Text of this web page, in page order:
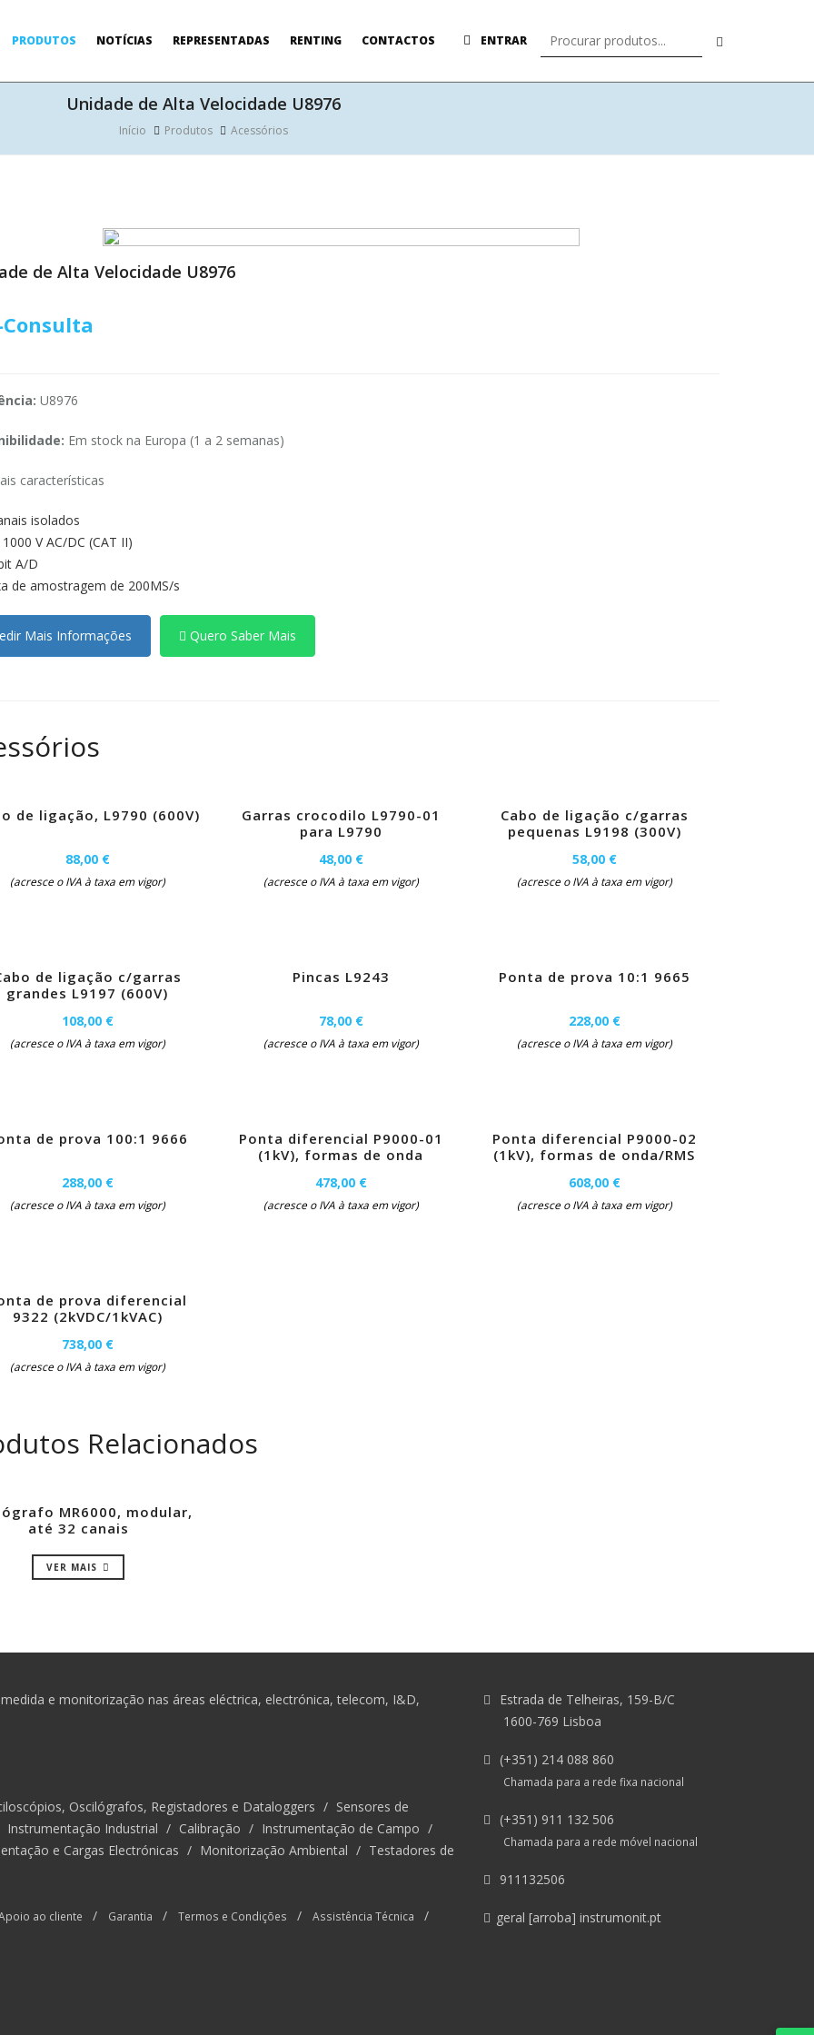
PRODUTOS NOTÍCIAS REPRESENTADAS RENTING CONTACTOS ENTRAR
Unidade de Alta Velocidade U8976
Início Produtos Acessórios
de Alta Velocidade U8976
Consulta
U8976
Em stock na Europa (1 a 2 semanas)
características
isolados
V AC/DC (CAT II)
A/D
de amostragem de 200MS/s
Mais Informações Quero Saber Mais
de ligação, L9790 (600V)
88,00 €
(acresce o IVA à taxa em vigor)
Garras crocodilo L9790-01
para L9790
48,00 €
(acresce o IVA à taxa em vigor)
Cabo de ligação c/garras
pequenas L9198 (300V)
58,00 €
(acresce o IVA à taxa em vigor)
de ligação c/garras
grandes L9197 (600V)
108,00 €
(acresce o IVA à taxa em vigor)
Pincas L9243
78,00 €
(acresce o IVA à taxa em vigor)
Ponta de prova 10:1 9665
228,00 €
(acresce o IVA à taxa em vigor)
de prova 100:1 9666
288,00 €
(acresce o IVA à taxa em vigor)
Ponta diferencial P9000-01
(1kV), formas de onda
478,00 €
(acresce o IVA à taxa em vigor)
Ponta diferencial P9000-02
(1kV), formas de onda/RMS
608,00 €
(acresce o IVA à taxa em vigor)
de prova diferencial
9322 (2kVDC/1kVAC)
738,00 €
(acresce o IVA à taxa em vigor)
Relacionados
MR6000, modular,
até 32 canais
VER MAIS
e monitorização nas áreas eléctrica, electrónica, telecom, I&D,
Oscilógrafos, Registadores e Dataloggers / Sensores de
Instrumentação Industrial / Calibração / Instrumentação de Campo /
e Cargas Electrónicas / Monitorização Ambiental / Testadores de
ao cliente / Garantia / Termos e Condições / Assistência Técnica /
Estrada de Telheiras, 159-B/C
1600-769 Lisboa
(+351) 214 088 860
Chamada para a rede fixa nacional
(+351) 911 132 506
Chamada para a rede móvel nacional
911132506
geral [arroba] instrumonit.pt